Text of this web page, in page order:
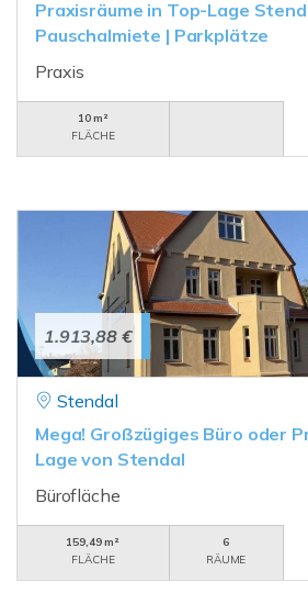
Praxisräume in Top-Lage
Pauschalmiete | Parkplätze
Praxis
10 m²
FLÄCHE
1.913,88 €
Stendal
Mega! Großzügiges Büro oder
Lage von Stendal
Bürofläche
159,49 m²
FLÄCHE
6
RÄUME